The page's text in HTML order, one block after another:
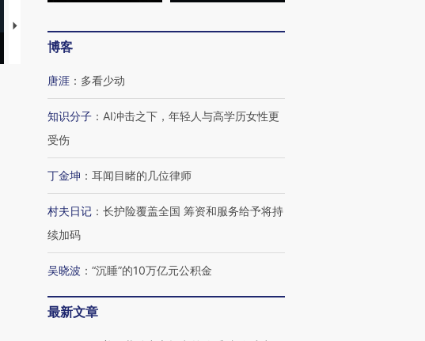
【推广】走进第四届链博
会，让数智科技“链”接产
博客
唐涯 ： 多看少动
知识分子 ： AI冲击之下，年轻人与高学历女性更
受伤
丁金坤 ： 耳闻目睹的几位律师
村夫日记 ： 长护险覆盖全国 筹资和服务给予将持
续加码
吴晓波 ： “沉睡”的10万亿元公积金
最新文章